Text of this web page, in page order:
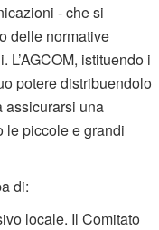
- che si
delle normative
istituendo i
potere distribuendolo
assicurarsi una
le piccole e grandi
di:
locale. Il Comitato